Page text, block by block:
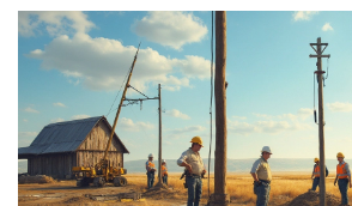
контролировать влагу и почему одни
стоить тебе лишнего времени и
сложных терминов — чтобы у тебя
первого раза. Не упускай детали —
делают бетон крепким.